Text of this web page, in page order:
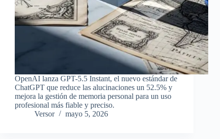
OpenAI lanza GPT-5.5 Instant, el nuevo estándar de
ChatGPT que reduce las alucinaciones un 52.5% y
mejora la gestión de memoria personal para un uso
profesional más fiable y preciso.
Versor
mayo 5, 2026